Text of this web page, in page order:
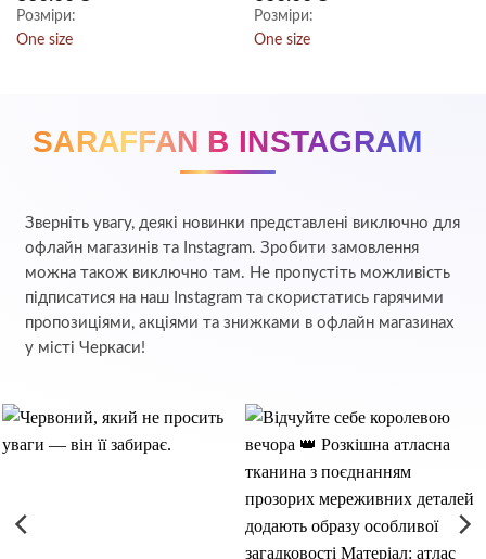
5з 5
Розміри:
One size
Розміри:
One size
SARAFFAN В INSTAGRAM
Зверніть увагу, деякі новинки представлені виключно для
офлайн магазинів та Instagram. Зробити замовлення
можна також виключно там. Не пропустіть можливість
підписатися на наш Instagram та скористатись гарячими
пропозиціями, акціями та знижками в офлайн магазинах
у місті Черкаси!